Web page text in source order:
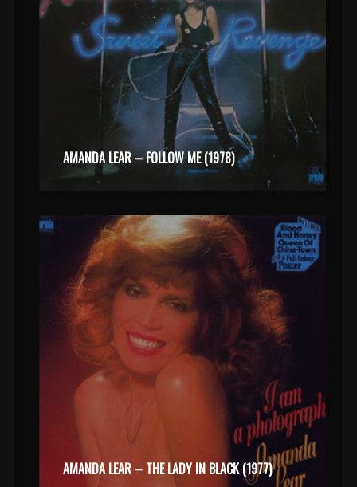
AMANDA LEAR – FOLLOW ME (1978)
AMANDA LEAR – THE LADY IN BLACK (1977)